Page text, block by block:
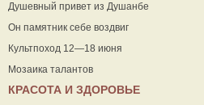
Душевный привет из Душанбе
Он памятник себе воздвиг
Культпоход 12—18 июня
Мозаика талантов
КРАСОТА И ЗДОРОВЬЕ